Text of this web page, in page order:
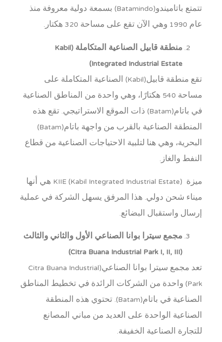
تتمتع باتاميندو(Batamindo) بسمعة دولية معروفة منذ
عام 1990 وهي الآن تقع على مساحة 320 هكتار.
منطقة قابيل الصناعية المتكاملة (Kabil
Integrated Industrial Estate)
تقع منطقة قابيل(Kabil) الصناعية المتكاملة على
مساحة 540 هكتارًا، وهي واحدة من المناطق الصناعية
في باتام(Batam) ذات الموقع الاستراتيجي. تقع هذه
المنطقة الصناعية بالقرب من واجهة باتام(Batam)
البحرية، وهي هنا لتلبية الاحتياجات الصناعية من قطاع
النفط والغاز.
ميزة (Kabil Integrated Industrial Estate) KIIE هي أنها
ميناء شحن دولي. هذا المرفق يسهل الشركة في عملية
إرسال واستقبال البضائع.
مجمع سيترا بوانا الصناعي الأول والثاني والثالث
(Citra Buana Industrial Park I, II, III)
تعد مجمع سيترا بوانا الصناعي(Citra Buana Industrial
Park) واحدة من الشركات الرائدة في تخطيط المناطق
الصناعية في باتام(Batam). تحتوي هذه المنطقة
الصناعية الواحدة على العديد من مباني المصانع
للتجارة الصناعية الخفيفة.